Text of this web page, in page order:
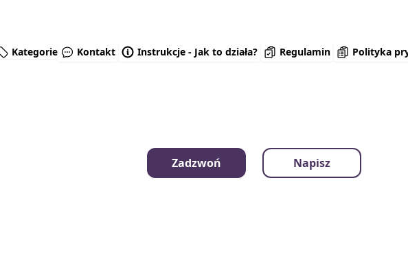
Zadzwoń Napisz
Kategorie Kontakt Instrukcje - Jak to działa? Regulamin Polityka